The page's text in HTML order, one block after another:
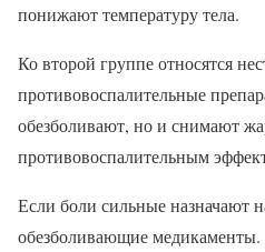
понижают температуру тела.
Ко второй группе относятся
противовоспалительные
обезболивают, но и снимают
противовоспалительным
Если боли сильные назначают
обезболивающие медикаменты.